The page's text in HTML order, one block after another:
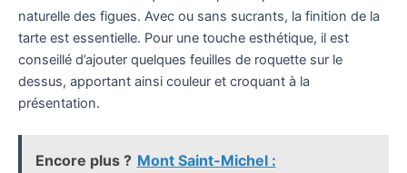
naturelle des figues. Avec ou sans sucrants, la finition de la
tarte est essentielle. Pour une touche esthétique, il est
conseillé d’ajouter quelques feuilles de roquette sur le
dessus, apportant ainsi couleur et croquant à la
présentation.
Encore plus ? Mont Saint-Michel :